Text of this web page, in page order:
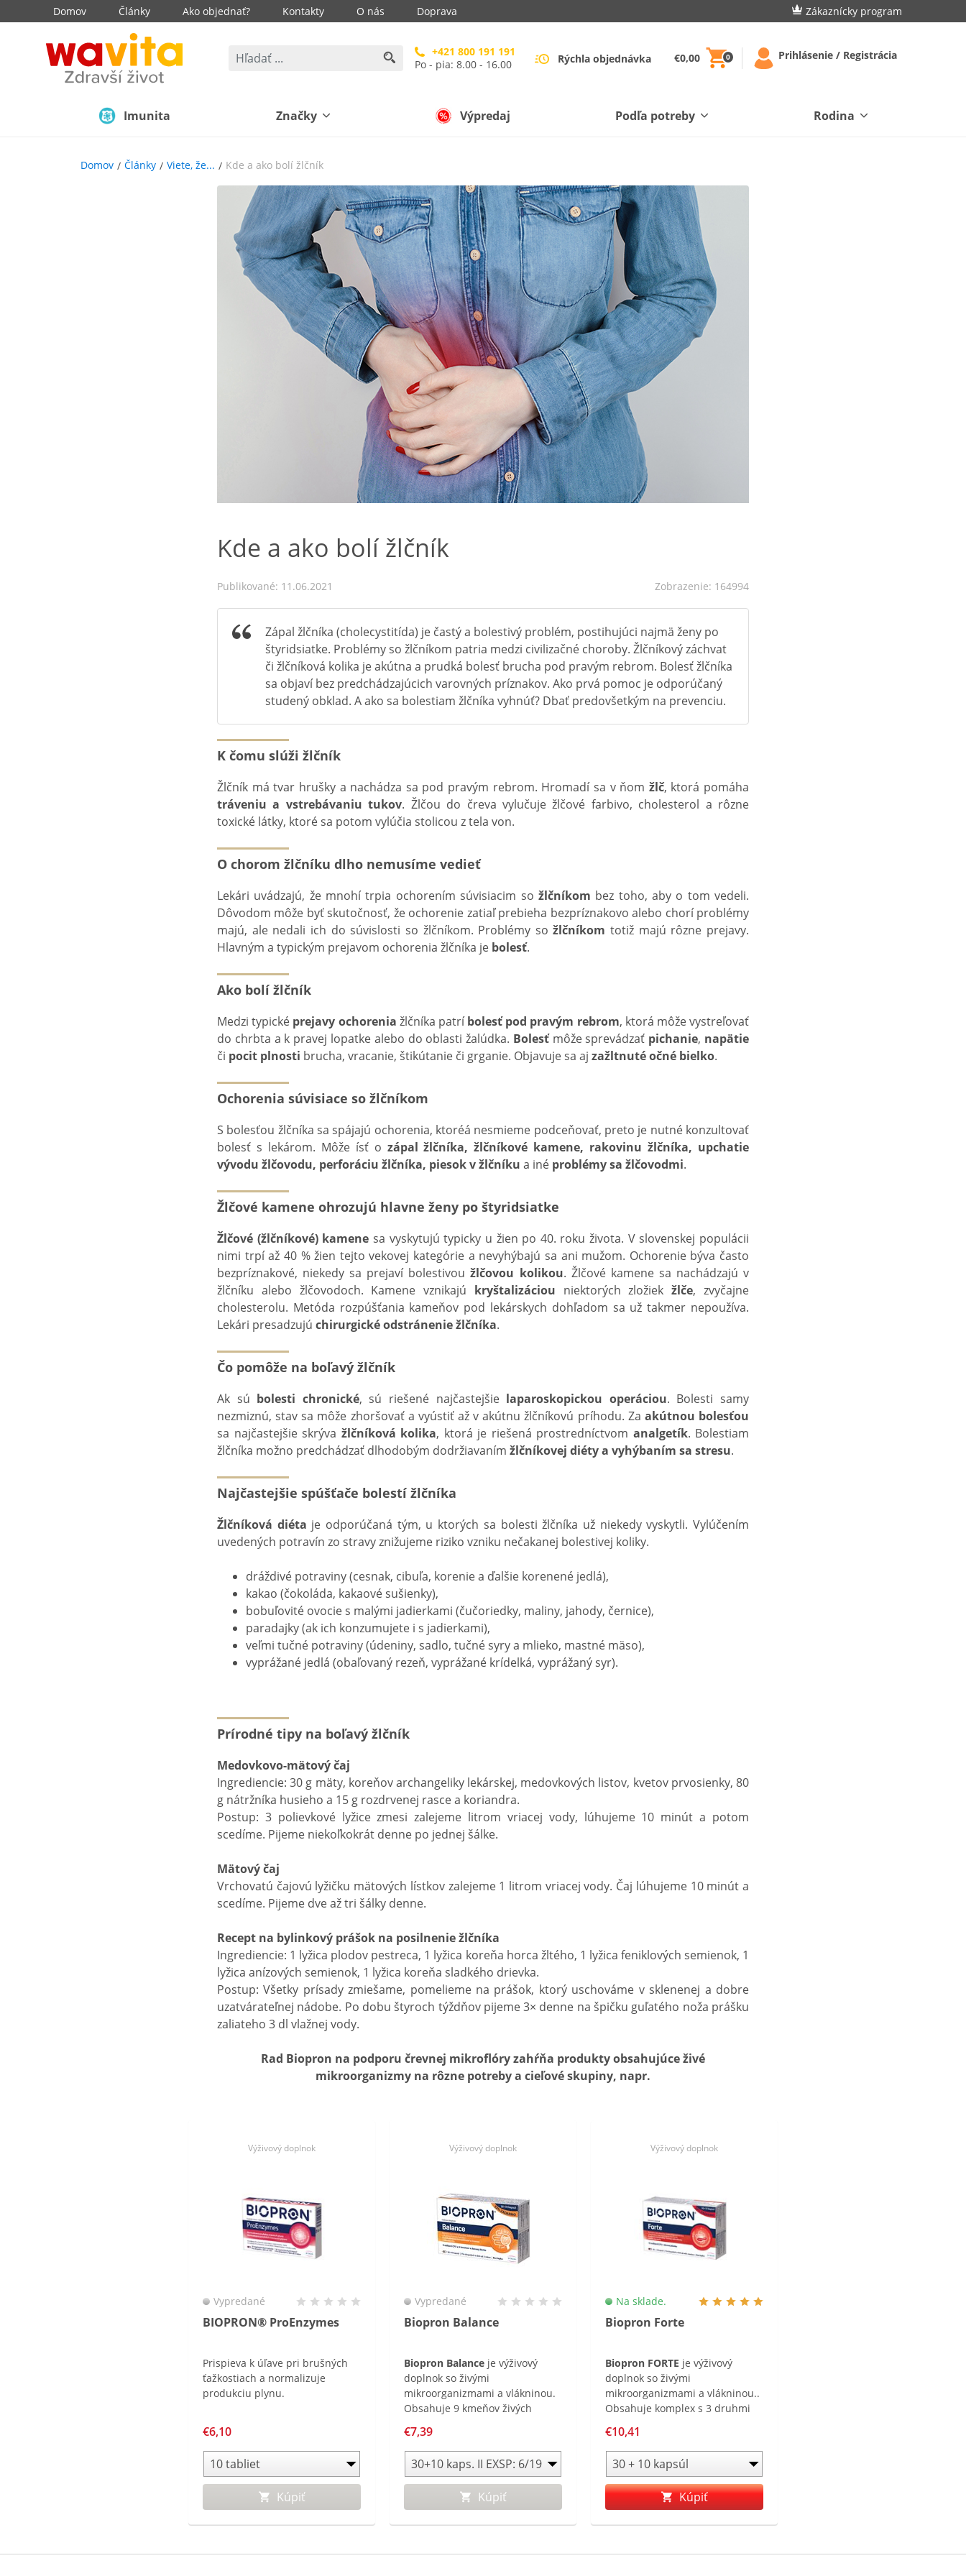
Domov Články Ako objednať? Kontakty O nás Doprava Zákaznícky program
+421 800 191 191
Po - pia: 8.00 - 16.00
Rýchla objednávka €0,00 0 Prihlásenie / Registrácia
Imunita Značky Výpredaj Podľa potreby Rodina
Domov Články Viete, že... Kde a ako bolí žlčník
Kde a ako bolí žlčník
Publikované: 11.06.2021 Zobrazenie: 164994
Zápal žlčníka (cholecystitída) je častý a bolestivý problém, postihujúci najmä ženy po
štyridsiatke. Problémy so žlčníkom patria medzi civilizačné choroby. Žlčníkový záchvat
či žlčníková kolika je akútna a prudká bolesť brucha pod pravým rebrom. Bolesť žlčníka
sa objaví bez predchádzajúcich varovných príznakov. Ako prvá pomoc je odporúčaný
studený obklad. A ako sa bolestiam žlčníka vyhnúť? Dbať predovšetkým na prevenciu.
K čomu slúži žlčník
Žlčník má tvar hrušky a nachádza sa pod pravým rebrom. Hromadí sa v ňom žlč, ktorá pomáha
tráveniu a vstrebávaniu tukov. Žlčou do čreva vylučuje žlčové farbivo, cholesterol a rôzne
toxické látky, ktoré sa potom vylúčia stolicou z tela von.
O chorom žlčníku dlho nemusíme vedieť
Lekári uvádzajú, že mnohí trpia ochorením súvisiacim so žlčníkom bez toho, aby o tom vedeli.
Dôvodom môže byť skutočnosť, že ochorenie zatiaľ prebieha bezpríznakovo alebo chorí problémy
majú, ale nedali ich do súvislosti so žlčníkom. Problémy sožlčníkom totiž majú rôzne prejavy.
Hlavným a typickým prejavom ochorenia žlčníka je bolesť.
Ako bolí žlčník
Medzi typické prejavy ochorenia žlčníka patríbolesť pod pravým rebrom, ktorá môže vystreľovať
do chrbta a k pravej lopatke alebo do oblasti žalúdka. Bolesťmôže sprevádzať pichanie, napätie
či pocit plnosti brucha, vracanie, štikútanie či grganie. Objavuje sa aj zažltnuté očné bielko.
Ochorenia súvisiace so žlčníkom
S bolesťou žlčníka sa spájajú ochorenia, ktoréá nesmieme podceňovať, preto je nutné konzultovať
bolesť s lekárom. Môže ísť o zápal žlčníka, žlčníkové kamene, rakovinu žlčníka, upchatie
vývodu žlčovodu, perforáciu žlčníka, piesok v žlčníku a iné problémy sa žlčovodmi.
Žlčové kamene ohrozujú hlavne ženy po štyridsiatke
Žlčové (žlčníkové) kamene sa vyskytujú typicky u žien po 40. roku života. V slovenskej populácii
nimi trpí až 40 % žien tejto vekovej kategórie a nevyhýbajú sa ani mužom. Ochorenie býva často
bezpríznakové, niekedy sa prejaví bolestivoužlčovou kolikou. Žlčové kamene sa nachádzajú v
žlčníku alebo žlčovodoch. Kamene vznikajú kryštalizáciou niektorých zložiekžlče, zvyčajne
cholesterolu. Metóda rozpúšťania kameňov pod lekárskych dohľadom sa už takmer nepoužíva.
Lekári presadzujú chirurgické odstránenie žlčníka.
Čo pomôže na boľavý žlčník
Ak sú bolesti chronické, sú riešené najčastejšie laparoskopickou operáciou. Bolesti samy
nezmiznú, stav sa môže zhoršovať a vyústiť až v akútnu žlčníkovú príhodu. Za akútnou bolesťou
sa najčastejšie skrýva žlčníková kolika, ktorá je riešená prostredníctvom analgetík. Bolestiam
žlčníka možno predchádzať dlhodobým dodržiavaním žlčníkovej diéty a vyhýbaním sa stresu.
Najčastejšie spúšťače bolestí žlčníka
Žlčníková diéta je odporúčaná tým, u ktorých sa bolesti žlčníka už niekedy vyskytli. Vylúčením
uvedených potravín zo stravy znižujeme riziko vzniku nečakanej bolestivej koliky.
dráždivé potraviny (cesnak, cibuľa, korenie a ďalšie korenené jedlá),
kakao (čokoláda, kakaové sušienky),
bobuľovité ovocie s malými jadierkami (čučoriedky, maliny, jahody, černice),
paradajky (ak ich konzumujete i s jadierkami),
veľmi tučné potraviny (údeniny, sadlo, tučné syry a mlieko, mastné mäso),
vyprážané jedlá (obaľovaný rezeň, vyprážané krídelká, vyprážaný syr).
Prírodné tipy na boľavý žlčník
Medovkovo-mätový čaj
Ingrediencie: 30 g mäty, koreňov archangeliky lekárskej, medovkových listov, kvetov prvosienky, 80
g nátržníka husieho a 15 g rozdrvenej rasce a koriandra.
Postup: 3 polievkové lyžice zmesi zalejeme litrom vriacej vody, lúhujeme 10 minút a potom
scedíme. Pijeme niekoľkokrát denne po jednej šálke.
Mätový čaj
Vrchovatú čajovú lyžičku mätových lístkov zalejeme 1 litrom vriacej vody. Čaj lúhujeme 10 minút a
scedíme. Pijeme dve až tri šálky denne.
Recept na bylinkový prášok na posilnenie žlčníka
Ingrediencie: 1 lyžica plodov pestreca, 1 lyžica koreňa horca žltého, 1 lyžica feniklových semienok, 1
lyžica anízových semienok, 1 lyžica koreňa sladkého drievka.
Postup: Všetky prísady zmiešame, pomelieme na prášok, ktorý uschováme v sklenenej a dobre
uzatvárateľnej nádobe. Po dobu štyroch týždňov pijeme 3× denne na špičku guľatého noža prášku
zaliateho 3 dl vlažnej vody.
Rad Biopron na podporu črevnej mikroflóry zahŕňa produkty obsahujúce živé
mikroorganizmy na rôzne potreby a cieľové skupiny, napr.
Výživový doplnok
BIOPRON® ProEnzymes
Vypredané
Prispieva k úľave pri brušných
ťažkostiach a normalizuje
produkciu plynu.
€6,10
Kúpiť
Výživový doplnok
Biopron Balance
Vypredané
Biopron Balance je výživový
doplnok so živými
mikroorganizmami a vlákninou.
Obsahuje 9 kmeňov živých
fruktooligosacharidy.
€7,39
Kúpiť
Výživový doplnok
Biopron Forte
Na sklade.
Biopron FORTE je výživový
doplnok so živými
mikroorganizmami a vlákninou..
Obsahuje komplex s 3 druhmi
a je obohatený o
fruktooligosacharidy .
€10,41
Kúpiť